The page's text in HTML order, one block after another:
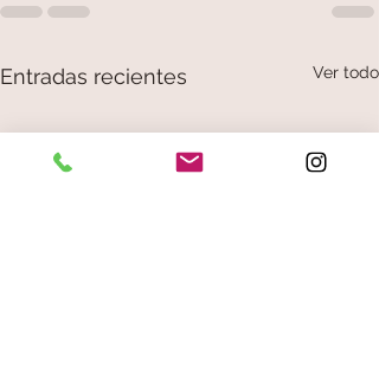
Entradas recientes Ver todo